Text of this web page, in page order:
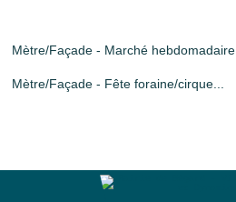
Mètre/Façade - Marché hebdomadaire
Mètre/Façade - Fête foraine/cirque...